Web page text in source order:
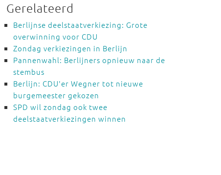
Gerelateerd
Berlijnse deelstaatverkiezing: Grote
overwinning voor CDU
Zondag verkiezingen in Berlijn
Pannenwahl: Berlijners opnieuw naar de
stembus
Berlijn: CDU'er Wegner tot nieuwe
burgemeester gekozen
SPD wil zondag ook twee
deelstaatverkiezingen winnen